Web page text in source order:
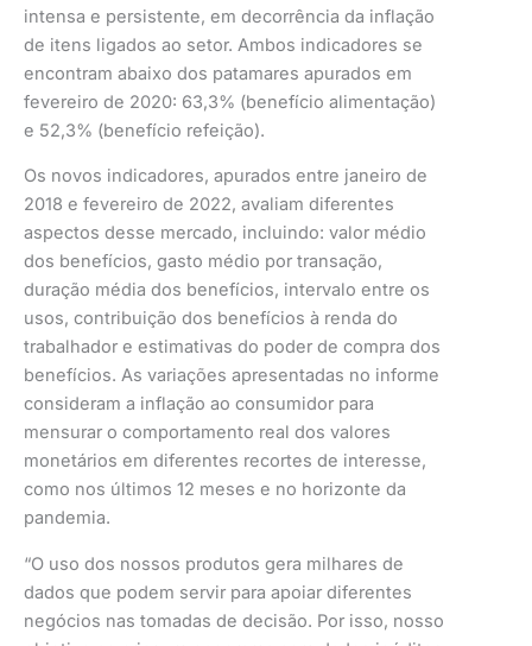
intensa e persistente, em decorrência da inflação
de itens ligados ao setor. Ambos indicadores se
encontram abaixo dos patamares apurados em
fevereiro de 2020: 63,3% (benefício alimentação)
e 52,3% (benefício refeição).
Os novos indicadores, apurados entre janeiro de
2018 e fevereiro de 2022, avaliam diferentes
aspectos desse mercado, incluindo: valor médio
dos benefícios, gasto médio por transação,
duração média dos benefícios, intervalo entre os
usos, contribuição dos benefícios à renda do
trabalhador e estimativas do poder de compra dos
benefícios. As variações apresentadas no informe
consideram a inflação ao consumidor para
mensurar o comportamento real dos valores
monetários em diferentes recortes de interesse,
como nos últimos 12 meses e no horizonte da
pandemia.
“O uso dos nossos produtos gera milhares de
dados que podem servir para apoiar diferentes
negócios nas tomadas de decisão. Por isso, nosso